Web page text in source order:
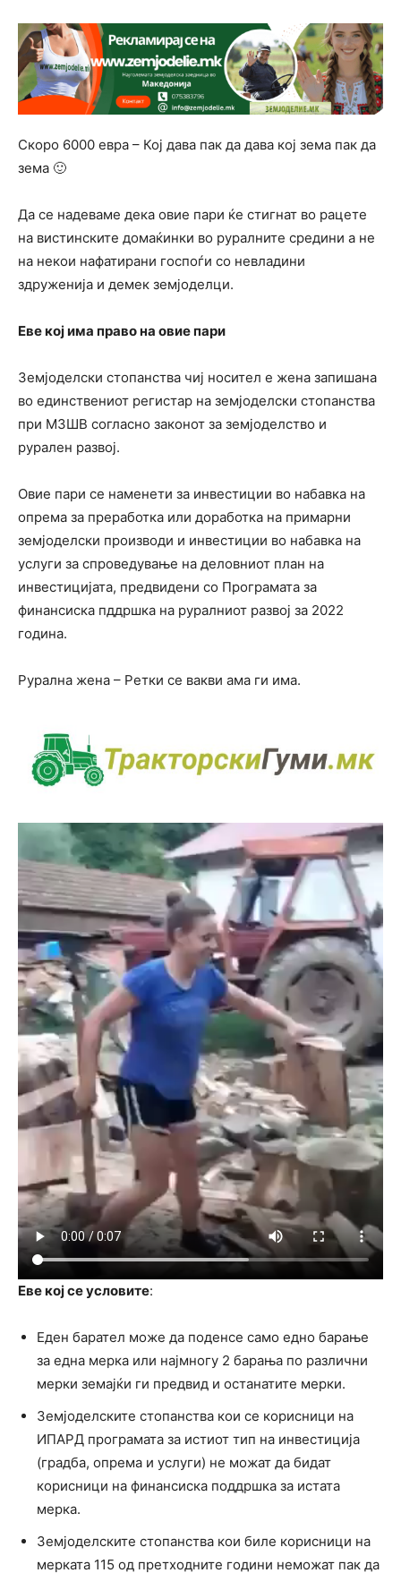
Скоро 6000 евра – Кој дава пак да дава кој зема пак да
зема 🙂
Да се надеваме дека овие пари ќе стигнат во рацете
на вистинските домаќинки во руралните средини а не
на некои нафатирани госпоѓи со невладини
здруженија и демек земјоделци.
Еве кој има право на овие пари
Земјоделски стопанства чиј носител е жена запишана
во единствениот регистар на земјоделски стопанства
при МЗШВ согласно законот за земјоделство и
рурален развој.
Овие пари се наменети за инвестиции во набавка на
опрема за преработка или доработка на примарни
земјоделски производи и инвестиции во набавка на
услуги за спроведување на деловниот план на
инвестицијата, предвидени со Програмата за
финансиска пддршка на руралниот развој за 2022
година.
Рурална жена – Ретки се вакви ама ги има.
Еве кој се условите:
Еден барател може да поденсе само едно барање
за една мерка или најмногу 2 барања по различни
мерки земајќи ги предвид и останатите мерки.
Земјоделските стопанства кои се корисници на
ИПАРД програмата за истиот тип на инвестиција
(градба, опрема и услуги) не можат да бидат
корисници на финансиска поддршка за истата
мерка.
Земјоделските стопанства кои биле корисници на
мерката 115 од претходните години неможат пак да